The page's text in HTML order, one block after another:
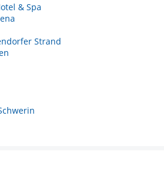
& Spa
Strand